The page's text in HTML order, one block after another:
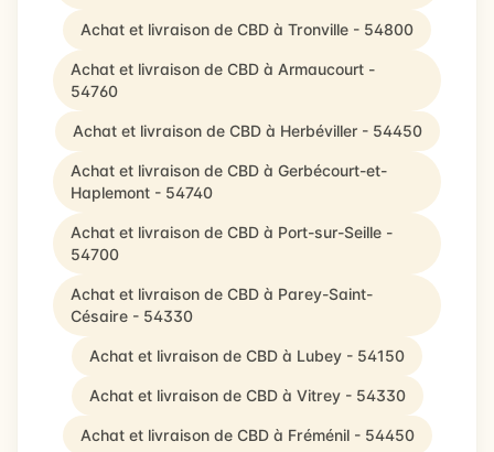
Achat et livraison de CBD à Tronville - 54800
Achat et livraison de CBD à Armaucourt -
54760
Achat et livraison de CBD à Herbéviller - 54450
Achat et livraison de CBD à Gerbécourt-et-
Haplemont - 54740
Achat et livraison de CBD à Port-sur-Seille -
54700
Achat et livraison de CBD à Parey-Saint-
Césaire - 54330
Achat et livraison de CBD à Lubey - 54150
Achat et livraison de CBD à Vitrey - 54330
Achat et livraison de CBD à Fréménil - 54450